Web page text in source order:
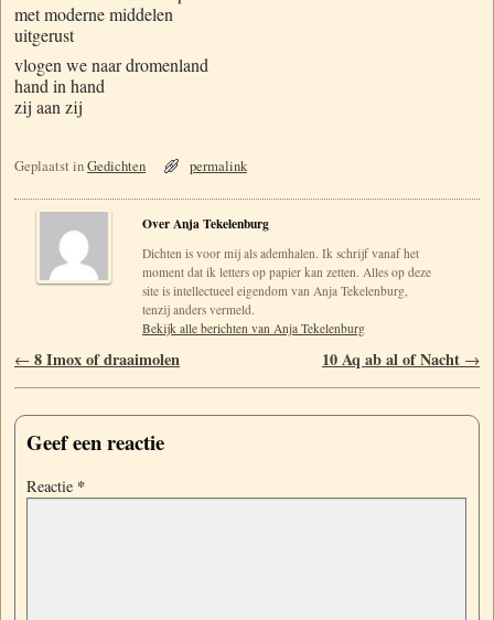
met moderne middelen
uitgerust
vlogen we naar dromenland
hand in hand
zij aan zij
Geplaatst inGedichten permalink
Over Anja Tekelenburg
Dichten is voor mij als ademhalen. Ik schrijf vanaf het
moment dat ik letters op papier kan zetten. Alles op deze
site is intellectueel eigendom van Anja Tekelenburg,
tenzij anders vermeld.
Bekijk alle berichten van Anja Tekelenburg
Berichtnavigatie
← 8 Imox of draaimolen 10 Aq ab al of Nacht →
Geef een reactie
Reactie *